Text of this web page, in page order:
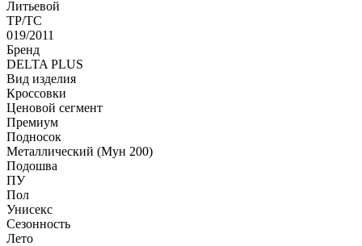
Литьевой
ТР/ТС
019/2011
Бренд
DELTA PLUS
Вид изделия
Кроссовки
Ценовой сегмент
Премиум
Подносок
Металлический (Мун 200)
Подошва
ПУ
Пол
Унисекс
Сезонность
Лето